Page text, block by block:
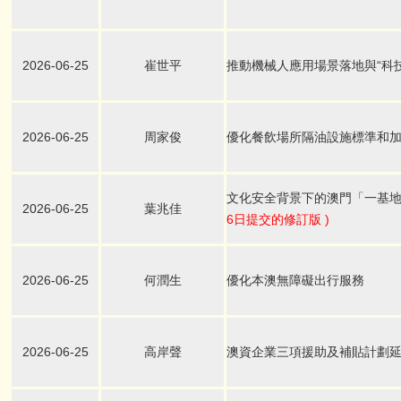
2026-06-25 崔世平 推動機械人應用場景落地與“科
2026-06-25 周家俊 優化餐飲場所隔油設施標準和
2026-06-25 葉兆佳
文化安全背景下的澳門「一基
6日提交的修訂版 )
2026-06-25 何潤生 優化本澳無障礙出行服務
2026-06-25 高岸聲 澳資企業三項援助及補貼計劃